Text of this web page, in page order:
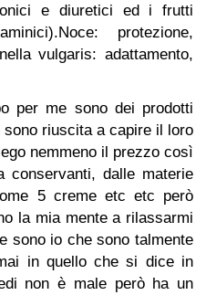
e diuretici ed i frutti
protezione,
vulgaris: adattamento,
per me sono dei prodotti
riuscita a capire il loro
nemmeno il prezzo così
conservanti, dalle materie
5 creme etc etc però
la mia mente a rilassarmi
sono io che sono talmente
in quello che si dice in
non è male però ha un